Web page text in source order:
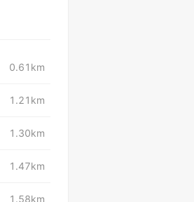
0.61km
1.21km
1.30km
1.47km
1.58km